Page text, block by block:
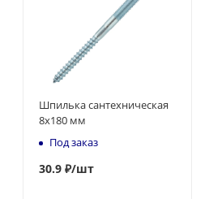
Шпилька сантехническая
8x180 мм
Под заказ
30.9 ₽/шт